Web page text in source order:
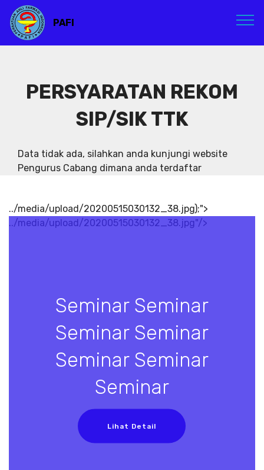
PAFI
PERSYARATAN REKOM
SIP/SIK TTK
Data tidak ada, silahkan anda kunjungi website
Pengurus Cabang dimana anda terdaftar
../media/upload/20200515030132_38.jpg);">
../media/upload/20200515030132_38.jpg"/>
Seminar Seminar
Seminar Seminar
Seminar Seminar
Seminar
Lihat Detail